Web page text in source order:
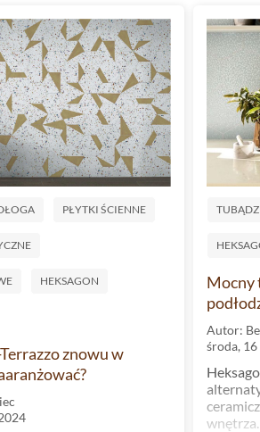
PŁYTKI ŚCIENNE
HEKSAGON
znowu w
Mocny
Autor:
środa,
wnętrza.